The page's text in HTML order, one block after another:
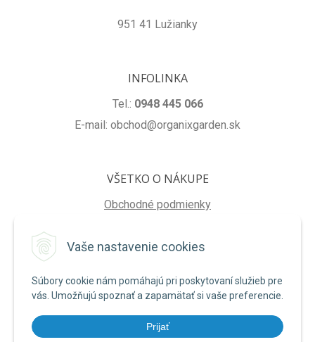
Vaše nastavenie cookies
Súbory cookie nám pomáhajú pri poskytovaní služieb pre
vás. Umožňujú spoznať a zapamätať si vaše preferencie.
Prijať
951 41 Lužianky
INFOLINKA
Tel.: 0948 445 066
E-mail: obchod@organixgarden.sk
VŠETKO O NÁKUPE
Obchodné podmienky
Reklamačné podmienky
NA STIAHNUTIE
Formulár na odstúpenie od zmluvy
Poučenie o uplatnení práva na odstúpenie od zmluvy